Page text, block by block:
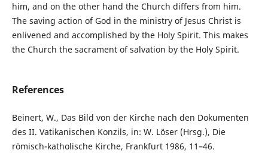
him, and on the other hand the Church differs from him.
The saving action of God in the ministry of Jesus Christ is
enlivened and accomplished by the Holy Spirit. This makes
the Church the sacrament of salvation by the Holy Spirit.
References
Beinert, W., Das Bild von der Kirche nach den Dokumenten
des II. Vatikanischen Konzils, in: W. Löser (Hrsg.), Die
römisch-katholische Kirche, Frankfurt 1986, 11–46.